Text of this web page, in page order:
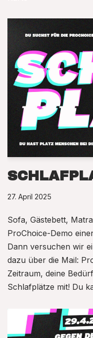
27. April 2025
Sofa, Gästebett,
ProChoice-Demo
Dann versuchen wir
dazu über die Mail:
Zeitraum, deine
Schlafplätze mit! Du